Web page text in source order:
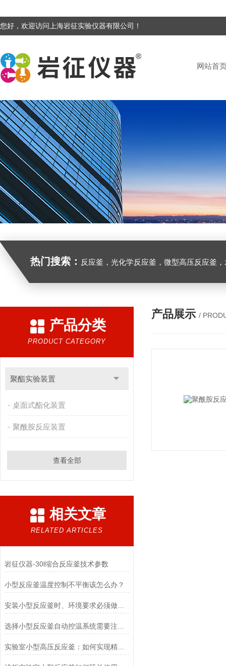
您好，欢迎访问上海岩征实验仪器有限公司！
网站首
热门搜索： 反应釜，光化学反应釜，微型高压反应釜
产品分类
PRODUCT CATEGORY
聚酯实验装置
桌面式酯化装置
聚酰胺反应装置
查看全部
相关文章
RELATED ARTICLES
岩征仪器-30l缩合反应釜技术参数
小型反应釜温度控制不平衡该怎么办？
安装小型反应釜时、环境要求必须做到位
实验室小型高压反应釜：如何实现精准控温与压力的“微观操控”
产品展示 /